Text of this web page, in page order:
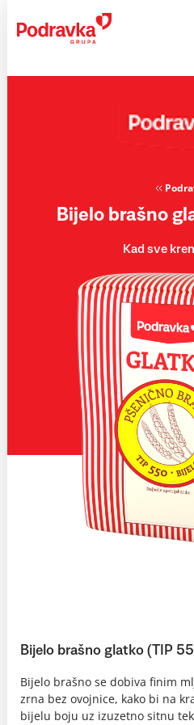
content
Bijelo brašno
Kad sve
Bijelo brašno glatko (TIP
Bijelo brašno se dobiva finim
zrna bez ovojnice, kako bi na
bijelu boju uz izuzetno sitnu